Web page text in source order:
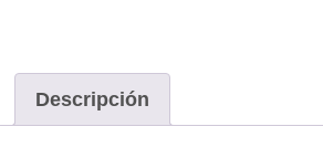
Descripción